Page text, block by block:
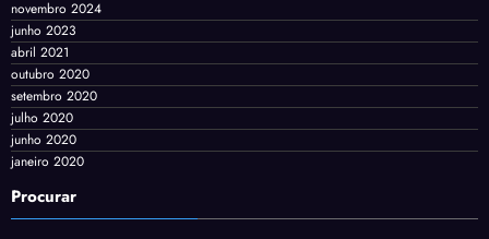
novembro 2024
junho 2023
abril 2021
outubro 2020
setembro 2020
julho 2020
junho 2020
janeiro 2020
Procurar